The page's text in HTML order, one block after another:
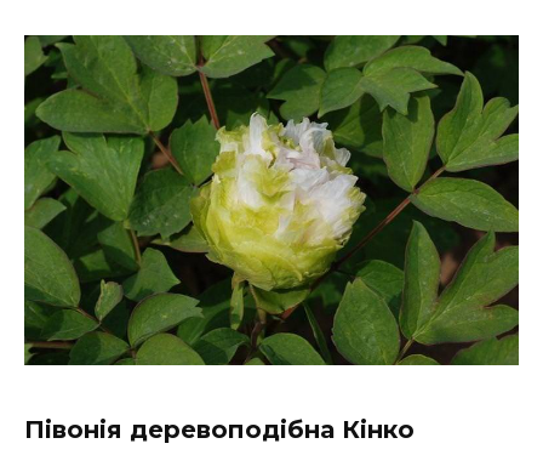
Півонія деревоподібна Кінко